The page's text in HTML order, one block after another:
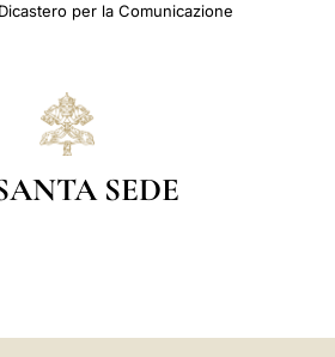
per la Comunicazione
SEDE